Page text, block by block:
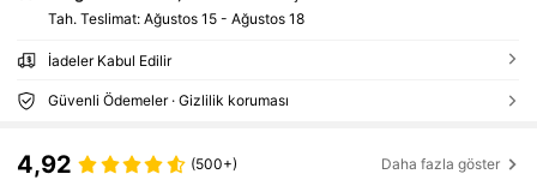
Tah. Teslimat: Ağustos 15 - Ağustos 18
İadeler Kabul Edilir
Güvenli Ödemeler · Gizlilik koruması
4,92 (500+) Daha fazla göster